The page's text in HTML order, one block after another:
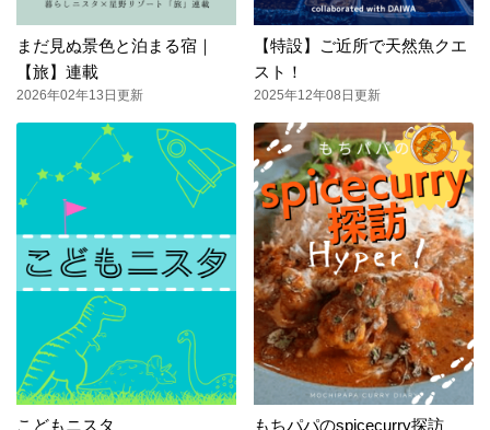
まだ見ぬ景色と泊まる宿｜
【旅】連載
2026年02年13日更新
【特設】ご近所で天然魚クエ
スト！
2025年12年08日更新
こどもニスタ
もちパパのspicecurry探訪